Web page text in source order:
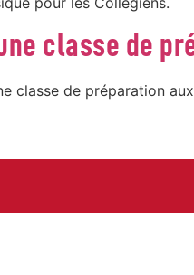
classe de
classe de préparation